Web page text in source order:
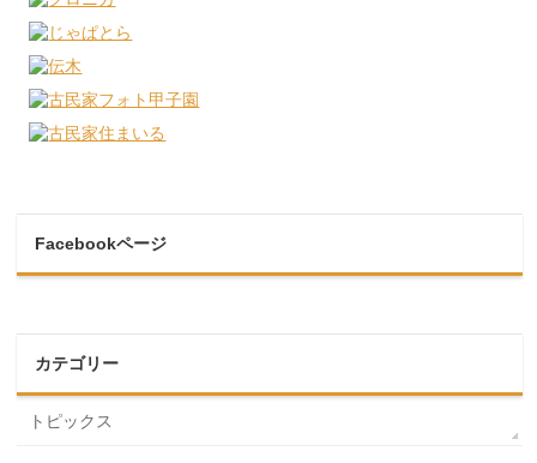
Facebookページ
カテゴリー
トピックス